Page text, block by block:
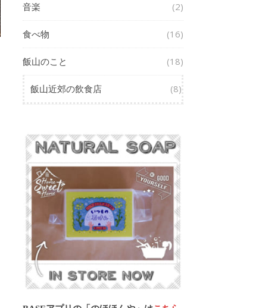
音楽 (2)
食べ物 (16)
飯山のこと (18)
飯山近郊の飲食店 (8)